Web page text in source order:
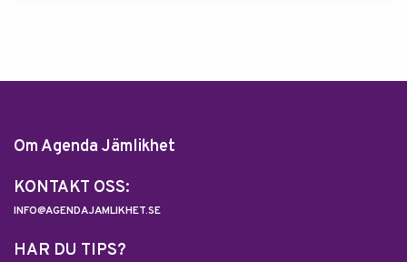
Om Agenda Jämlikhet
KONTAKT OSS:
INFO@AGENDAJAMLIKHET.SE
HAR DU TIPS?